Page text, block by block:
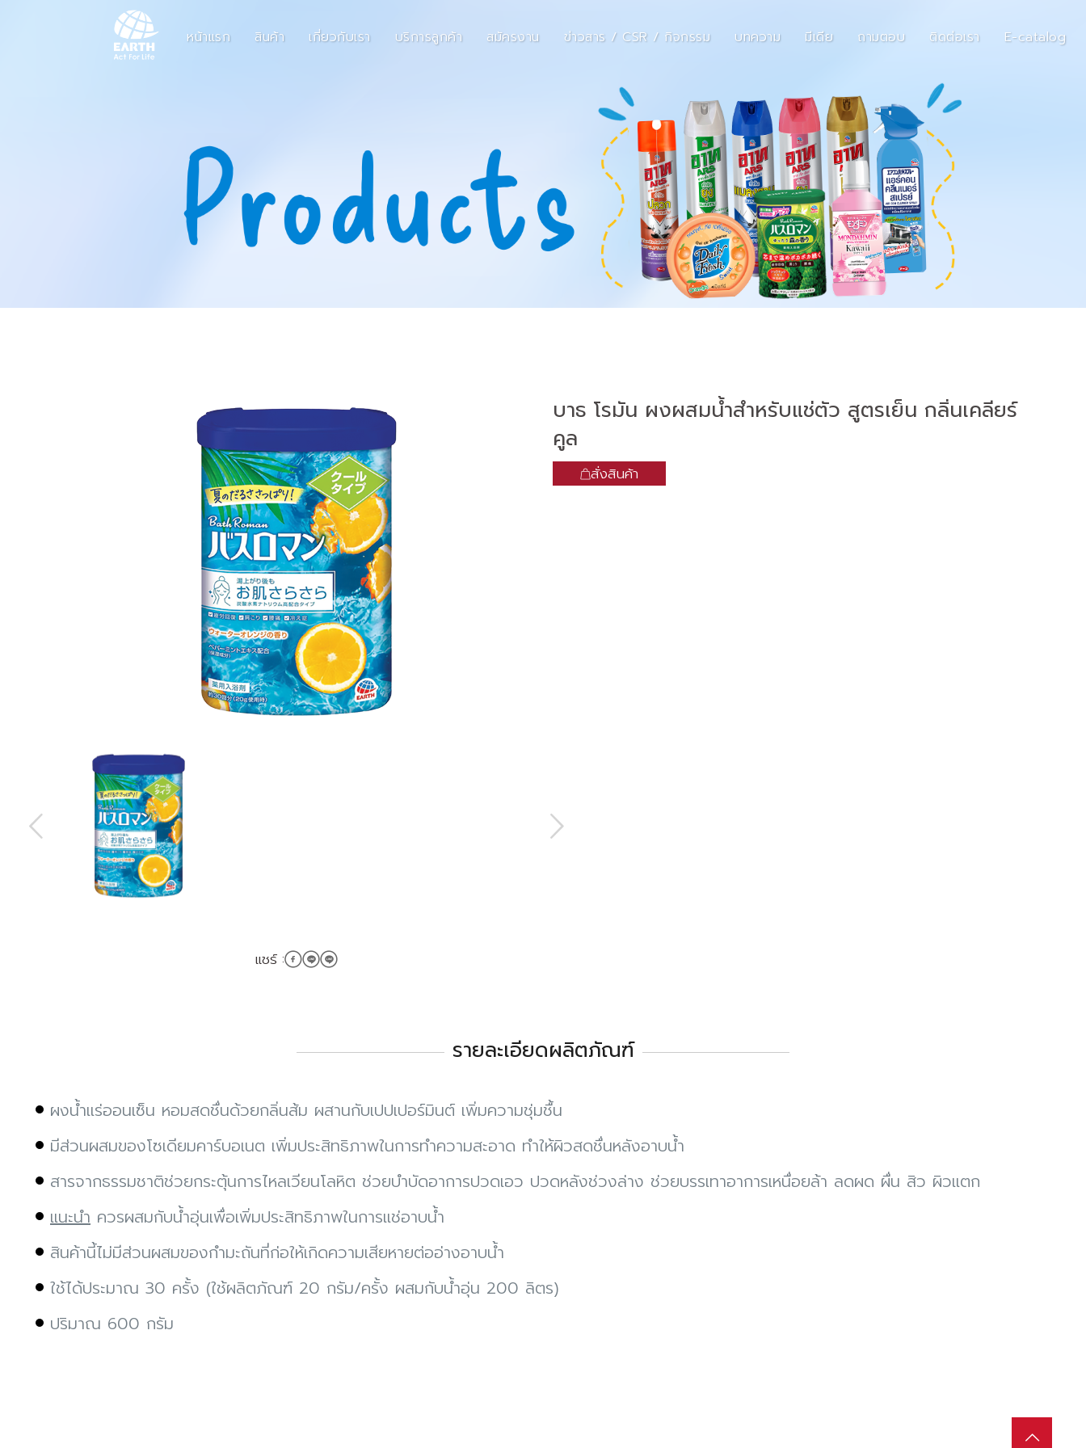
หน้าแรก สินค้า เกี่ยวกับเรา บริการลูกค้า สมัครงาน ข่าวสาร / CSR / กิจกรรม บทความ มีเดีย ถามตอบ ติดต่อเรา E-catalog
แชร์ :
บาธ โรมัน ผงผสมน้ำสำหรับแช่ตัว สูตรเย็น กลิ่นเคลียร์
คูล
สั่งสินค้า
รายละเอียดผลิตภัณฑ์
ผงน้ำแร่ออนเซ็น หอมสดชื่นด้วยกลิ่นส้ม ผสานกับเปปเปอร์มินต์ เพิ่มความชุ่มชื้น
มีส่วนผสมของโซเดียมคาร์บอเนต เพิ่มประสิทธิภาพในการทำความสะอาด ทำให้ผิวสดชื่นหลังอาบน้ำ
สารจากธรรมชาติช่วยกระตุ้นการไหลเวียนโลหิต ช่วยบำบัดอาการปวดเอว ปวดหลังช่วงล่าง ช่วยบรรเทาอาการเหนื่อยล้า ลดผด ผื่น สิว ผิวแตก
แนะนำ ควรผสมกับน้ำอุ่นเพื่อเพิ่มประสิทธิภาพในการแช่อาบน้ำ
สินค้านี้ไม่มีส่วนผสมของกำมะถันที่ก่อให้เกิดความเสียหายต่ออ่างอาบน้ำ
ใช้ได้ประมาณ 30 ครั้ง (ใช้ผลิตภัณฑ์ 20 กรัม/ครั้ง ผสมกับน้ำอุ่น 200 ลิตร)
ปริมาณ 600 กรัม